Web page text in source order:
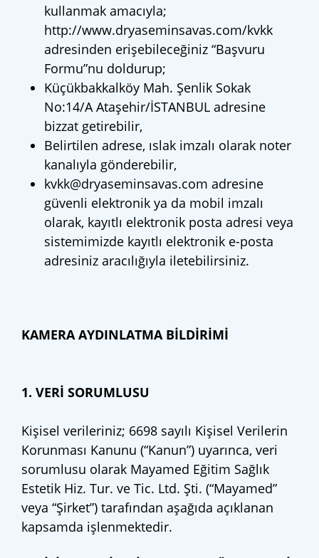
kullanmak amacıyla;
http://www.dryaseminsavas.com/kvkk
adresinden erişebileceğiniz “Başvuru
Formu”nu doldurup;
Küçükbakkalköy Mah. Şenlik Sokak
No:14/A Ataşehir/İSTANBUL adresine
bizzat getirebilir,
Belirtilen adrese, ıslak imzalı olarak noter
kanalıyla gönderebilir,
kvkk@dryaseminsavas.com adresine
güvenli elektronik ya da mobil imzalı
olarak, kayıtlı elektronik posta adresi veya
sistemimizde kayıtlı elektronik e-posta
adresiniz aracılığıyla iletebilirsiniz.
KAMERA AYDINLATMA BİLDİRİMİ
1. VERİ SORUMLUSU
Kişisel verileriniz; 6698 sayılı Kişisel Verilerin
Korunması Kanunu (“Kanun”) uyarınca, veri
sorumlusu olarak Mayamed Eğitim Sağlık
Estetik Hiz. Tur. ve Tic. Ltd. Şti. (“Mayamed”
veya “Şirket”) tarafından aşağıda açıklanan
kapsamda işlenmektedir.